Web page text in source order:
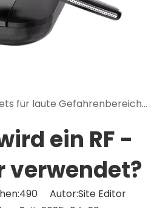
Eigensichere Headsets für laute Gefahrenbereiche: Kommunikations- und Sicherheitsvorteile
ein RF -
verwendet?
490Autor:Site Editor